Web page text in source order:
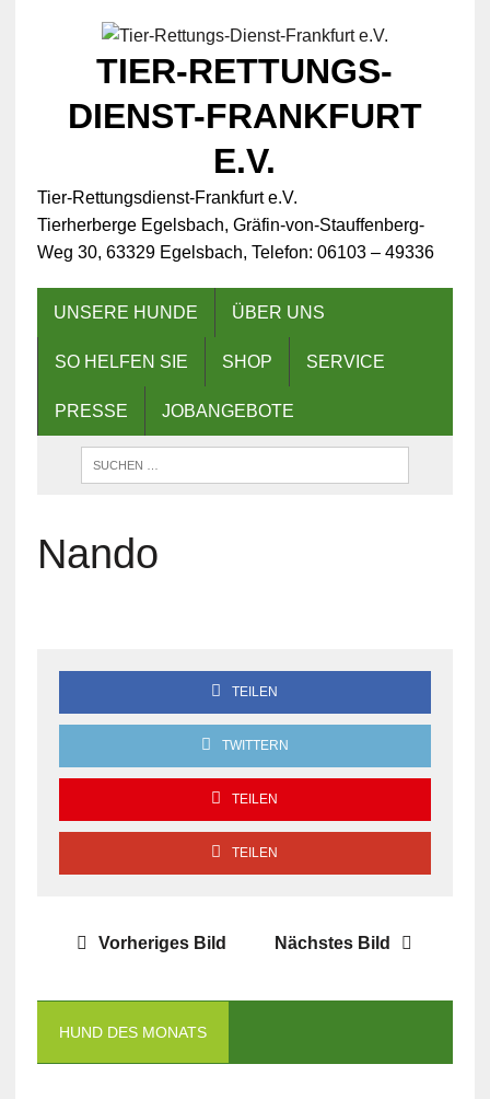
TIER-RETTUNGS-
DIENST-FRANKFURT
E.V.
Tier-Rettungsdienst-Frankfurt e.V.
Tierherberge Egelsbach, Gräfin-von-Stauffenberg-
Weg 30, 63329 Egelsbach, Telefon: 06103 – 49336
UNSERE HUNDE ÜBER UNS
SO HELFEN SIE SHOP SERVICE
PRESSE JOBANGEBOTE
Nando
TEILEN
TWITTERN
TEILEN
TEILEN
Vorheriges Bild Nächstes Bild
HUND DES MONATS